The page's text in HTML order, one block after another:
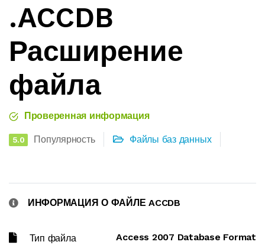
.ACCDB
Расширение
файла
Проверенная информация
5.0 Популярность Файлы баз данных
ИНФОРМАЦИЯ О ФАЙЛЕ ACCDB
Тип файла Access 2007 Database Format